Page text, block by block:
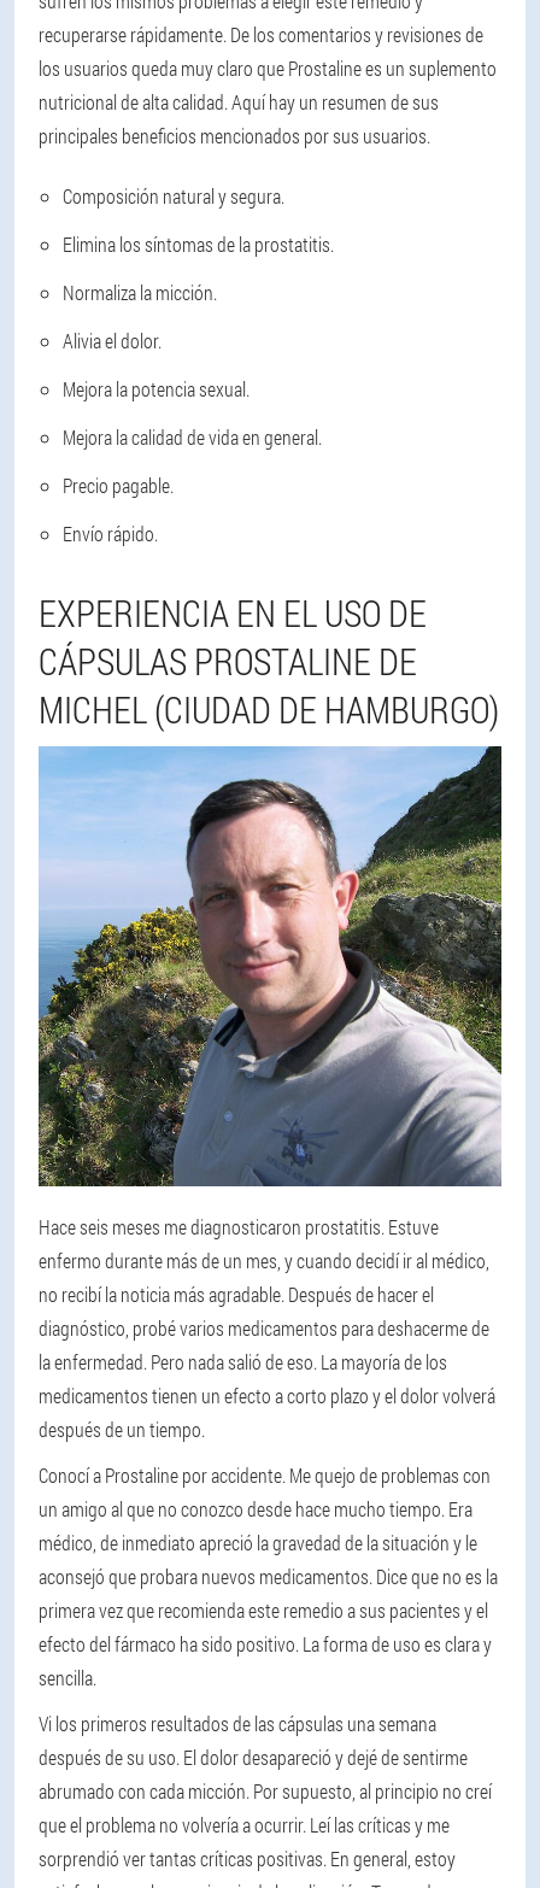
recuperarse rápidamente. De los comentarios y revisiones de
los usuarios queda muy claro que Prostaline es un suplemento
nutricional de alta calidad. Aquí hay un resumen de sus
principales beneficios mencionados por sus usuarios.
Composición natural y segura.
Elimina los síntomas de la prostatitis.
Normaliza la micción.
Alivia el dolor.
Mejora la potencia sexual.
Mejora la calidad de vida en general.
Precio pagable.
Envío rápido.
EXPERIENCIA EN EL USO DE
CÁPSULAS PROSTALINE DE
MICHEL (CIUDAD DE HAMBURGO)
Hace seis meses me diagnosticaron prostatitis. Estuve
enfermo durante más de un mes, y cuando decidí ir al médico,
no recibí la noticia más agradable. Después de hacer el
diagnóstico, probé varios medicamentos para deshacerme de
la enfermedad. Pero nada salió de eso. La mayoría de los
medicamentos tienen un efecto a corto plazo y el dolor volverá
después de un tiempo.
Conocí a Prostaline por accidente. Me quejo de problemas con
un amigo al que no conozco desde hace mucho tiempo. Era
médico, de inmediato apreció la gravedad de la situación y le
aconsejó que probara nuevos medicamentos. Dice que no es la
primera vez que recomienda este remedio a sus pacientes y el
efecto del fármaco ha sido positivo. La forma de uso es clara y
sencilla.
Vi los primeros resultados de las cápsulas una semana
después de su uso. El dolor desapareció y dejé de sentirme
abrumado con cada micción. Por supuesto, al principio no creí
que el problema no volvería a ocurrir. Leí las críticas y me
sorprendió ver tantas críticas positivas. En general, estoy